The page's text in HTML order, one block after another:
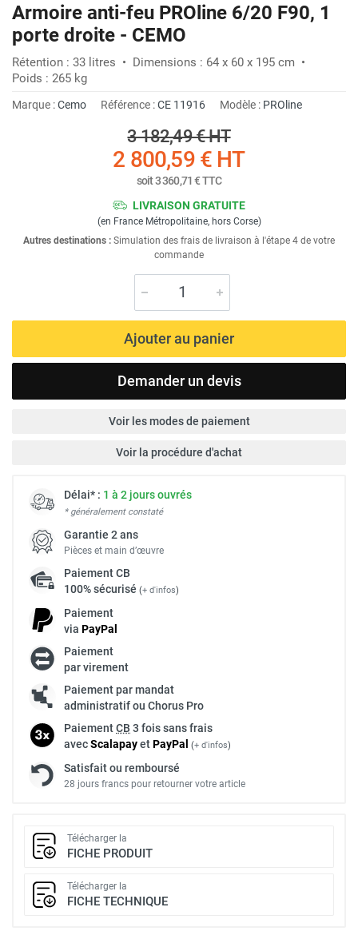
Armoire anti-feu PROline 6/20 F90, 1
porte droite - CEMO
Rétention : 33 litres • Dimensions : 64 x 60 x 195 cm •
Poids : 265 kg
Marque :Cemo Référence :CE 11916 Modèle : PROline
3 182,49 €HT
2 800,59 € HT
soit3 360,71 €TTC
LIVRAISON GRATUITE
(en France Métropolitaine, hors Corse)
Autres destinations : Simulation des frais de livraison à l'étape 4 de votre
commande
Ajouter au panier
Demander un devis
Voir les modes de paiement
Voir la procédure d'achat
Délai* : 1 à 2 jours ouvrés
* généralement constaté
Garantie 2 ans
Pièces et main d’œuvre
PaiementCB
100% sécurisé (+ d'infos)
Paiement
via PayPal
Paiement
par virement
Paiement par mandat
administratif ou Chorus Pro
PaiementCB 3 fois sans frais
avecScalapayetPayPal (+ d'infos)
Satisfait ou remboursé
28 jours francs pour retourner votre article
Télécharger la
FICHE PRODUIT
Télécharger la
FICHE TECHNIQUE